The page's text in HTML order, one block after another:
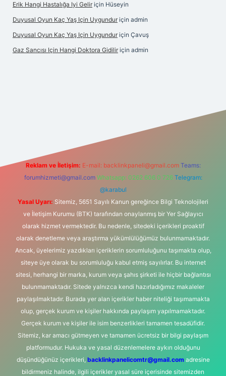
Erik Hangi Hastalığa Iyi Gelir için Hüseyin
Duyusal Oyun Kaç Yaş Için Uygundur için admin
Duyusal Oyun Kaç Yaş Için Uygundur için Çavuş
Gaz Sancısı Için Hangi Doktora Gidilir için admin
Reklam ve İletişim: E-mail: backlinkpaneli@gmail.com Teams:
forumhizmeti@gmail.com Whatsapp: 0262 606 0 726 Telegram:
@karabul
Yasal Uyarı: Sitemiz, 5651 Sayılı Kanun gereğince Bilgi Teknolojileri
ve İletişim Kurumu (BTK) tarafından onaylanmış bir Yer Sağlayıcı
olarak hizmet vermektedir. Bu nedenle, sitedeki içerikleri proaktif
olarak denetleme veya araştırma yükümlülüğümüz bulunmamaktadır.
Ancak, üyelerimiz yazdıkları içeriklerin sorumluluğunu taşımakta olup,
siteye üye olarak bu sorumluluğu kabul etmiş sayılırlar. Bu internet
sitesi, herhangi bir marka, kurum veya şahıs şirketi ile hiçbir bağlantısı
bulunmamaktadır. Sitede yalnızca kendi hazırladığımız makaleler
paylaşılmaktadır. Burada yer alan içerikler haber niteliği taşımamakta
olup, gerçek kurum ve kişiler hakkında paylaşım yapılmamaktadır.
Gerçek kurum ve kişiler ile isim benzerlikleri tamamen tesadüfidir.
Sitemiz, kar amacı gütmeyen ve tamamen ücretsiz bir bilgi paylaşım
platformudur. Hukuka ve yasal düzenlemelere aykırı olduğunu
düşündüğünüz içerikleri, backlinkpanelicomtr@gmail.comadresine
bildirmeniz halinde, ilgili içerikler yasal süre içerisinde sitemizden